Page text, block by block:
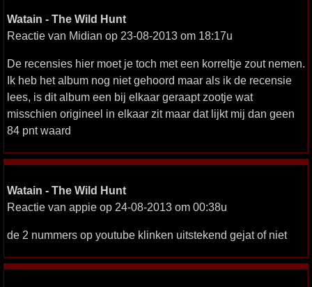
Watain - The Wild Hunt
Reactie van Midian op 23-08-2013 om 18:17u
De recensies hier moet je toch met een korreltje zout nemen.
Ik heb het album nog niet gehoord maar als ik de recensie
lees, is dit album een bij elkaar geraapt zootje wat
misschien origineel in elkaar zit maar dat lijkt mij dan geen
84 pnt waard
Watain - The Wild Hunt
Reactie van appie op 24-08-2013 om 00:38u
de 2 nummers op youtube klinken uitstekend gejat of niet